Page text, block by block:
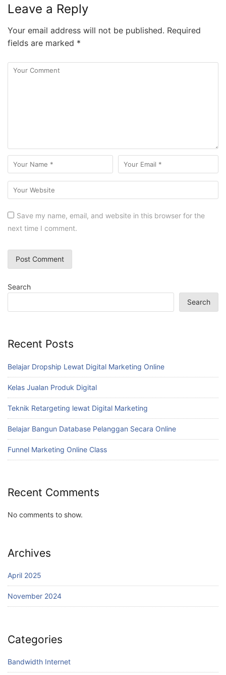
Leave a Reply
Your email address will not be published. Required
fields are marked *
Save my name, email, and website in this browser for the
next time I comment.
Search
Search
Recent Posts
Belajar Dropship Lewat Digital Marketing Online
Kelas Jualan Produk Digital
Teknik Retargeting lewat Digital Marketing
Belajar Bangun Database Pelanggan Secara Online
Funnel Marketing Online Class
Recent Comments
No comments to show.
Archives
April 2025
November 2024
Categories
Bandwidth Internet